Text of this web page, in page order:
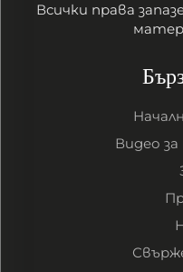
Всички права
Видео